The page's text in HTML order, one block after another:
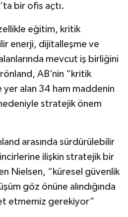
bir ofis açtı.
eğitim, kritik
enerji, dijitalleşme ve
mevcut iş birliğini
AB’nin “kritik
alan 34 ham maddenin
stratejik önem
arasında sürdürülebilir
ilişkin stratejik bir
Nielsen, “küresel güvenlik
göz önüne alındığında
etmemiz gerekiyor”